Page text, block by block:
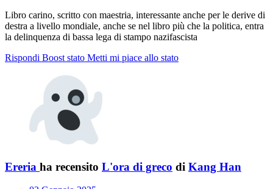
Libro carino, scritto con maestria, interessante anche per le derive di
destra a livello mondiale, anche se nel libro più che la politica, entra
la delinquenza di bassa lega di stampo nazifascista
Rispondi Boost stato Metti mi piace allo stato
Ereria ha recensito L'ora di greco di Kang Han